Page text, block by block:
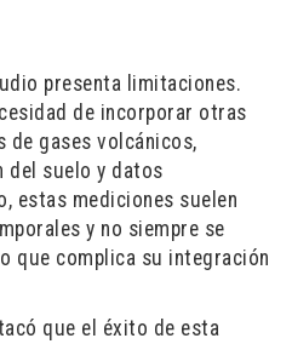
presenta limitaciones.
de incorporar otras
de gases volcánicos,
del suelo y datos
estas mediciones suelen
y no siempre se
que complica su integración
que el éxito de esta